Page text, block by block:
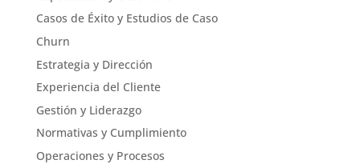
Casos de Éxito y Estudios de Caso
Churn
Estrategia y Dirección
Experiencia del Cliente
Gestión y Liderazgo
Normativas y Cumplimiento
Operaciones y Procesos